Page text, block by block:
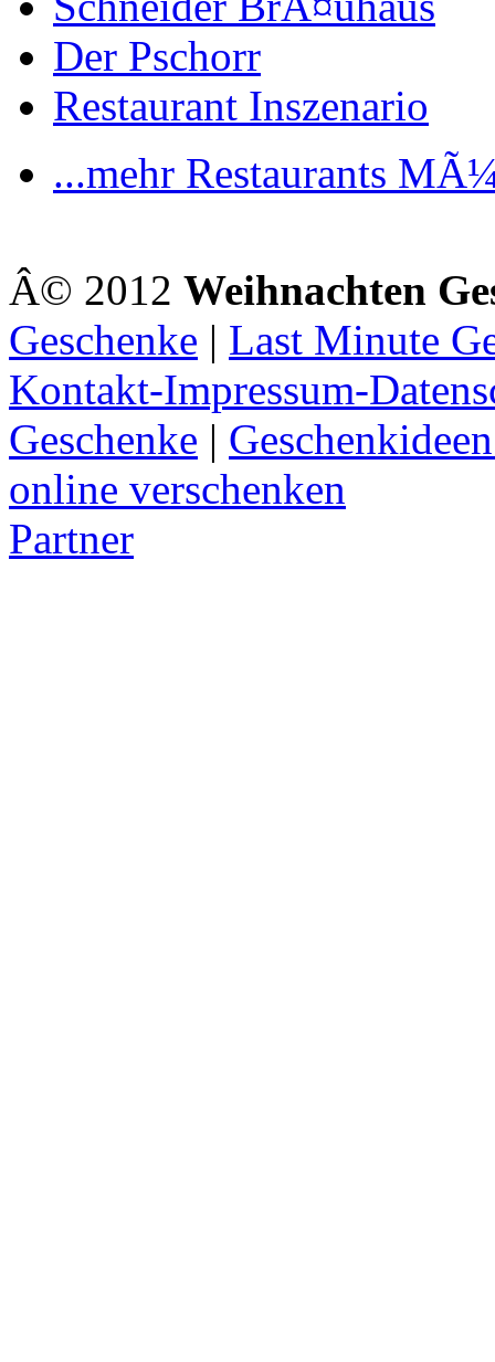
Der Pschorr
Restaurant Inszenario
...mehr Restaurants
Â© 2012 Weihnachten
Geschenke | Last Minute
Kontakt-Impressum-
Geschenke |
online verschenken
Partner